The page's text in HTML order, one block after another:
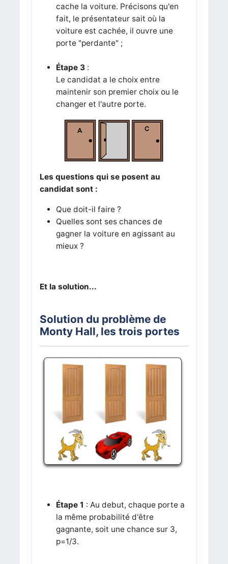
cache la voiture. Précisons qu'en
fait, le présentateur sait où la
voiture est cachée, il ouvre une
porte "perdante" ;
Étape 3:
Le candidat a le choix entre
maintenir son premier choix ou le
changer et l'autre porte.
Les questions qui se posent au
candidat sont :
Que doit-il faire ?
Quelles sont ses chances de
gagner la voiture en agissant au
mieux ?
Et la solution...
Solution du problème de
Monty Hall, les trois portes
Étape 1 : Au debut, chaque porte a
la même probabilité d'être
gagnante, soit une chance sur 3,
p=1/3.